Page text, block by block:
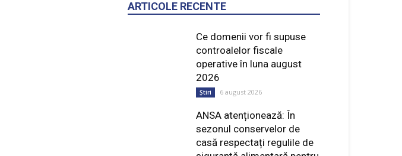
ARTICOLE RECENTE
Ce domenii vor fi supuse
controalelor fiscale
operative în luna august
2026
Știri 6 august 2026
ANSA atenționează: În
sezonul conservelor de
casă respectați regulile de